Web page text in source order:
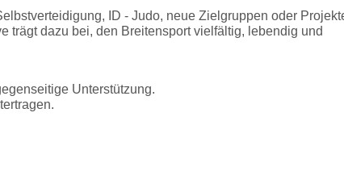
ID - Judo, neue Zielgruppen oder
trägt dazu bei, den Breitensport vielfältig, lebendig und
Unterstützung.